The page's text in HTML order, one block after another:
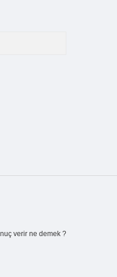
verir ne demek ?